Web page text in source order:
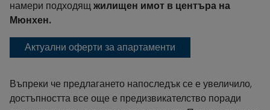
намери подходящжилищен имот в центъра на
Мюнхен.
Актуални оферти за апартаменти
Въпреки че предлагането напоследък се е увеличило,
достъпността все още е предизвикателство поради